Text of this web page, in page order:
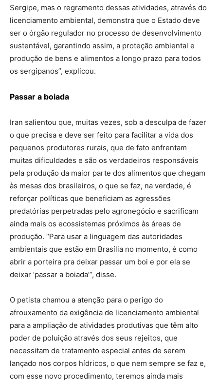
Sergipe, mas o regramento dessas atividades, através do
licenciamento ambiental, demonstra que o Estado deve
ser o órgão regulador no processo de desenvolvimento
sustentável, garantindo assim, a proteção ambiental e
produção de bens e alimentos a longo prazo para todos
os sergipanos”, explicou.
Passar a boiada
Iran salientou que, muitas vezes, sob a desculpa de fazer
o que precisa e deve ser feito para facilitar a vida dos
pequenos produtores rurais, que de fato enfrentam
muitas dificuldades e são os verdadeiros responsáveis
pela produção da maior parte dos alimentos que chegam
às mesas dos brasileiros, o que se faz, na verdade, é
reforçar políticas que beneficiam as agressões
predatórias perpetradas pelo agronegócio e sacrificam
ainda mais os ecossistemas próximos às áreas de
produção. “Para usar a linguagem das autoridades
ambientais que estão em Brasília no momento, é como
abrir a porteira pra deixar passar um boi e por ela se
deixar ‘passar a boiada’”, disse.
O petista chamou a atenção para o perigo do
afrouxamento da exigência de licenciamento ambiental
para a ampliação de atividades produtivas que têm alto
poder de poluição através dos seus rejeitos, que
necessitam de tratamento especial antes de serem
lançado nos corpos hídricos, o que nem sempre se faz e,
com esse novo procedimento, teremos ainda mais